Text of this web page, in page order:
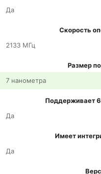
Да
Скорость
2133 МГц
Размер
7 нанометра
Поддерживает
Да
Имеет
Да